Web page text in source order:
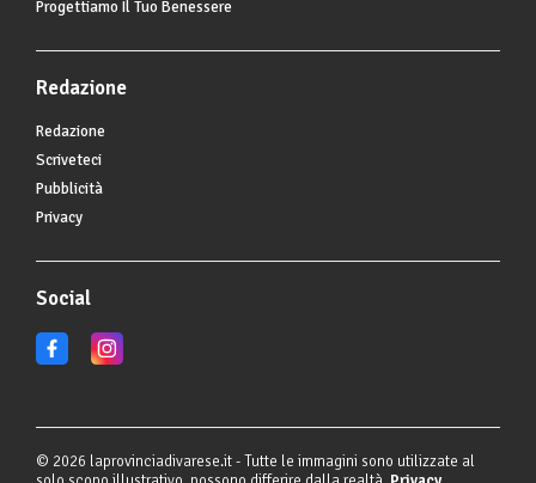
Progettiamo Il Tuo Benessere
Redazione
Redazione
Scriveteci
Pubblicità
Privacy
Social
© 2026 laprovinciadivarese.it - Tutte le immagini sono utilizzate al